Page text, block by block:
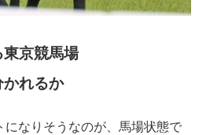
東京競馬場
かれるか
になりそうなのが、馬場状態で